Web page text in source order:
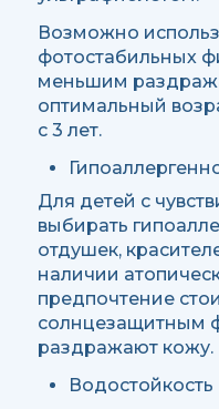
Возможно
фотостабильных
меньшим
оптимальный
с 3 лет.
Для детей с
выбирать
отдушек,
наличии
предпочтение
солнцезащитным
раздражают кожу.
Водостойкость